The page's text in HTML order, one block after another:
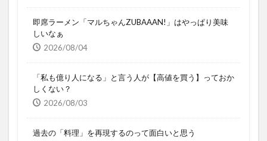
即席ラーメン「マルちゃんZUBAAAN!」はやっぱり美味
しいなぁ
2026/08/04
「私も億り人になる」と言う人が【高値を買う】っておか
しくない？
2026/08/03
過去の「料理」を再現するのって面白いと思う